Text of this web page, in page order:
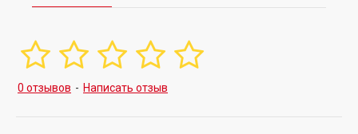
0 отзывов - Написать отзыв